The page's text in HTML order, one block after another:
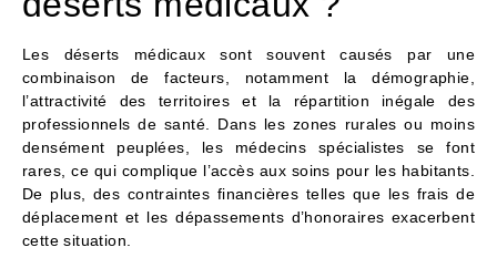
Les déserts médicaux sont souvent causés par une
combinaison de facteurs, notamment la démographie,
l’attractivité des territoires et la répartition inégale des
professionnels de santé. Dans les zones rurales ou moins
densément peuplées, les médecins spécialistes se font
rares, ce qui complique l’accès aux soins pour les habitants.
De plus, des contraintes financières telles que les frais de
déplacement et les dépassements d’honoraires exacerbent
cette situation.